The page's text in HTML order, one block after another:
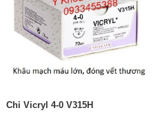
Chỉ Vicryl 4-0 V315H